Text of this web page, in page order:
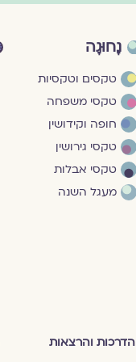
נָחוּגָה
טקסים וטקסיות
טקסי משפחה
חופה וקידושין
טקסי גירושין
טקסי אבלות
מעגל השנה
הדרכות והרצאות